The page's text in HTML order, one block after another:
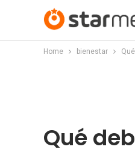
Home bienestar
Qué